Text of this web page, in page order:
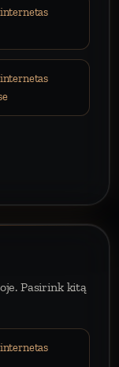
Pasirink kitą